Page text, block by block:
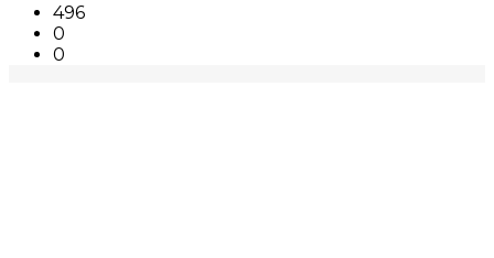
496
0
0